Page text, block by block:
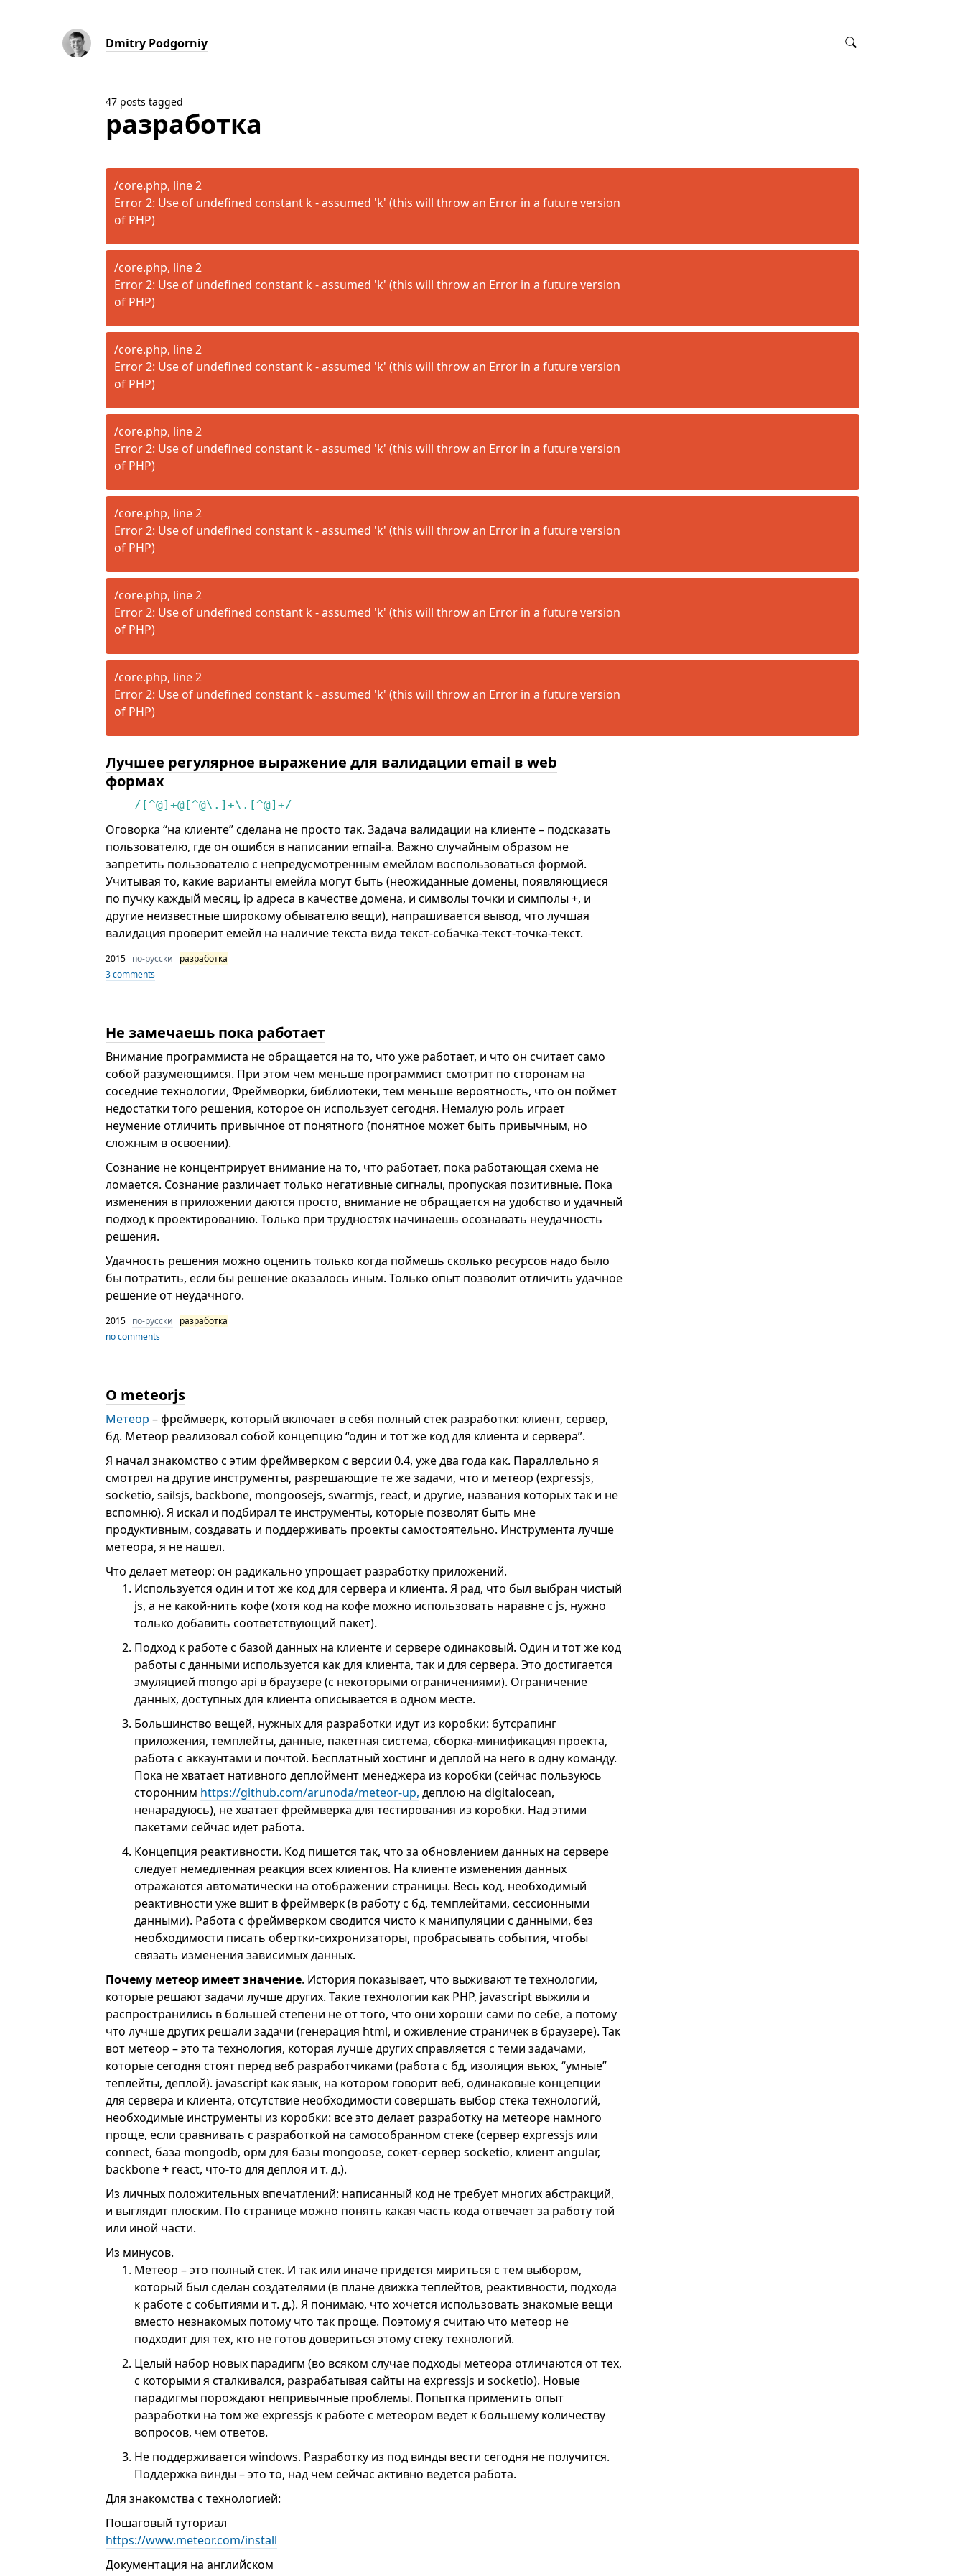
Dmitry Podgorniy
47 posts tagged
разработка
/core.php, line 2
Error 2: Use of undefined constant k - assumed 'k' (this will throw an Error in a future version
of PHP)
/core.php, line 2
Error 2: Use of undefined constant k - assumed 'k' (this will throw an Error in a future version
of PHP)
/core.php, line 2
Error 2: Use of undefined constant k - assumed 'k' (this will throw an Error in a future version
of PHP)
/core.php, line 2
Error 2: Use of undefined constant k - assumed 'k' (this will throw an Error in a future version
of PHP)
/core.php, line 2
Error 2: Use of undefined constant k - assumed 'k' (this will throw an Error in a future version
of PHP)
/core.php, line 2
Error 2: Use of undefined constant k - assumed 'k' (this will throw an Error in a future version
of PHP)
/core.php, line 2
Error 2: Use of undefined constant k - assumed 'k' (this will throw an Error in a future version
of PHP)
Лучшее регулярное выражение для валидации email в web
формах
/[^@]+@[^@\.]+\.[^@]+/
Оговорка “на клиенте” сделана не просто так. Задача валидации на клиенте – подсказать
пользователю, где он ошибся в написании email-а. Важно случайным образом не
запретить пользователю с непредусмотренным емейлом воспользоваться формой.
Учитывая то, какие варианты емейла могут быть (неожиданные домены, появляющиеся
по пучку каждый месяц, ip адреса в качестве домена, и символы точки и симполы +, и
другие неизвестные широкому обывателю вещи), напрашивается вывод, что лучшая
валидация проверит емейл на наличие текста вида текст-собачка-текст-точка-текст.
2015 по-русски
разработка
3 comments
Не замечаешь пока работает
Внимание программиста не обращается на то, что уже работает, и что он считает само
собой разумеющимся. При этом чем меньше программист смотрит по сторонам на
соседние технологии, Фреймворки, библиотеки, тем меньше вероятность, что он поймет
недостатки того решения, которое он использует сегодня. Немалую роль играет
неумение отличить привычное от понятного (понятное может быть привычным, но
сложным в освоении).
Сознание не концентрирует внимание на то, что работает, пока работающая схема не
ломается. Сознание различает только негативные сигналы, пропуская позитивные. Пока
изменения в приложении даются просто, внимание не обращается на удобство и удачный
подход к проектированию. Только при трудностях начинаешь осознавать неудачность
решения.
Удачность решения можно оценить только когда поймешь сколько ресурсов надо было
бы потратить, если бы решение оказалось иным. Только опыт позволит отличить удачное
решение от неудачного.
2015 по-русски
разработка
no comments
О meteorjs
Метеор – фреймверк, который включает в себя полный стек разработки: клиент, сервер,
бд. Метеор реализовал собой концепцию “один и тот же код для клиента и сервера”.
Я начал знакомство с этим фреймверком с версии 0.4, уже два года как. Параллельно я
смотрел на другие инструменты, разрешающие те же задачи, что и метеор (expressjs,
socketio, sailsjs, backbone, mongoosejs, swarmjs, react, и другие, названия которых так и не
вспомню). Я искал и подбирал те инструменты, которые позволят быть мне
продуктивным, создавать и поддерживать проекты самостоятельно. Инструмента лучше
метеора, я не нашел.
Что делает метеор: он радикально упрощает разработку приложений.
Используется один и тот же код для сервера и клиента. Я рад, что был выбран чистый
js, а не какой-нить кофе (хотя код на кофе можно использовать наравне с js, нужно
только добавить соответствующий пакет).
Подход к работе с базой данных на клиенте и сервере одинаковый. Один и тот же код
работы с данными используется как для клиента, так и для сервера. Это достигается
эмуляцией mongo api в браузере (с некоторыми ограничениями). Ограничение
данных, доступных для клиента описывается в одном месте.
Большинство вещей, нужных для разработки идут из коробки: бутсрапинг
приложения, темплейты, данные, пакетная система, сборка-минификация проекта,
работа с аккаунтами и почтой. Бесплатный хостинг и деплой на него в одну команду.
Пока не хватает нативного деплоймент менеджера из коробки (сейчас пользуюсь
сторонним https://github.com/arunoda/meteor-up, деплою на digitalocean,
ненарадуюсь), не хватает фреймверка для тестирования из коробки. Над этими
пакетами сейчас идет работа.
Концепция реактивности. Код пишется так, что за обновлением данных на сервере
следует немедленная реакция всех клиентов. На клиенте изменения данных
отражаются автоматически на отображении страницы. Весь код, необходимый
реактивности уже вшит в фреймверк (в работу с бд, темплейтами, сессионными
данными). Работа с фреймверком сводится чисто к манипуляции с данными, без
необходимости писать обертки-сихронизаторы, пробрасывать события, чтобы
связать изменения зависимых данных.
Почему метеор имеет значение. История показывает, что выживают те технологии,
которые решают задачи лучше других. Такие технологии как PHP, javascript выжили и
распространились в большей степени не от того, что они хороши сами по себе, а потому
что лучше других решали задачи (генерация html, и оживление страничек в браузере). Так
вот метеор – это та технология, которая лучше других справляется с теми задачами,
которые сегодня стоят перед веб разработчиками (работа с бд, изоляция вьюх, “умные”
теплейты, деплой). javascript как язык, на котором говорит веб, одинаковые концепции
для сервера и клиента, отсутствие необходимости совершать выбор стека технологий,
необходимые инструменты из коробки: все это делает разработку на метеоре намного
проще, если сравнивать с разработкой на самособранном стеке (сервер expressjs или
connect, база mongodb, орм для базы mongoose, сокет-сервер socketio, клиент angular,
backbone + react, что-то для деплоя и т. д.).
Из личных положительных впечатлений: написанный код не требует многих абстракций,
и выглядит плоским. По странице можно понять какая часть кода отвечает за работу той
или иной части.
Из минусов.
Метеор – это полный стек. И так или иначе придется мириться с тем выбором,
который был сделан создателями (в плане движка теплейтов, реактивности, подхода
к работе с событиями и т. д.). Я понимаю, что хочется использовать знакомые вещи
вместо незнакомых потому что так проще. Поэтому я считаю что метеор не
подходит для тех, кто не готов довериться этому стеку технологий.
Целый набор новых парадигм (во всяком случае подходы метеора отличаются от тех,
с которыми я сталкивался, разрабатывая сайты на expressjs и socketio). Новые
парадигмы порождают непривычные проблемы. Попытка применить опыт
разработки на том же expressjs к работе с метеором ведет к большему количеству
вопросов, чем ответов.
Не поддерживается windows. Разработку из под винды вести сегодня не получится.
Поддержка винды – это то, над чем сейчас активно ведется работа.
Для знакомства с технологией:
Пошаговый туториал
https://www.meteor.com/install
Документация на английском